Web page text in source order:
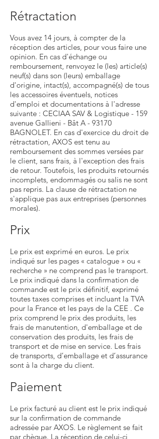
Rétractation
Vous avez 14 jours, à compter de la
réception des articles, pour vous faire une
opinion. En cas d'échange ou
remboursement, renvoyez le (les) article(s)
neuf(s) dans son (leurs) emballage
d'origine, intact(s), accompagné(s) de tous
les accessoires éventuels, notices
d'emploi et documentations à l'adresse
suivante : CECIAA SAV & Logistique - 159
avenue Gallieni - Bât A - 93170
BAGNOLET. En cas d'exercice du droit de
rétractation, AXOS est tenu au
remboursement des sommes versées par
le client, sans frais, à l'exception des frais
de retour. Toutefois, les produits retournés
incomplets, endommagés ou salis ne sont
pas repris. La clause de rétractation ne
s'applique pas aux entreprises (personnes
morales).
Prix
Le prix est exprimé en euros. Le prix
indiqué sur les pages « catalogue » ou «
recherche » ne comprend pas le transport.
Le prix indiqué dans la confirmation de
commande est le prix définitif, exprimé
toutes taxes comprises et incluant la TVA
pour la France et les pays de la CEE . Ce
prix comprend le prix des produits, les
frais de manutention, d'emballage et de
conservation des produits, les frais de
transport et de mise en service. Les frais
de transports, d’emballage et d’assurance
sont à la charge du client.
Paiement
Le prix facturé au client est le prix indiqué
sur la confirmation de commande
adressée par AXOS. Le règlement se fait
par chèque. La réception de celui-ci